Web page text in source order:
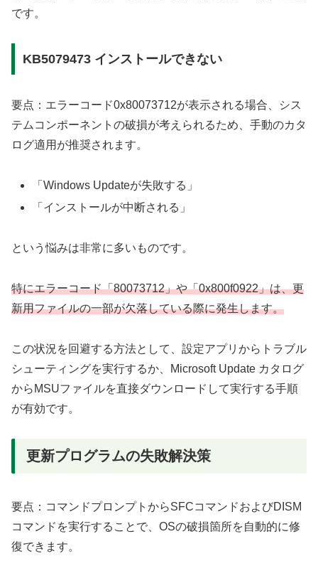
です。
KB5079473 インストールできない
要点：エラーコード0x80073712が表示される場合、シス
テムコンポーネントの破損が考えられるため、手動のカタ
ログ適用が推奨されます。
「Windows Updateが失敗する」
「インストールが中断される」
という悩みは非常に多いものです。
特にエラーコード「80073712」や「0x800f0922」は、更
新用ファイルの一部が欠落している際に発生します。
この状況を回避する方法として、設定アプリからトラブル
シューティングを実行するか、Microsoft Update カタログ
からMSUファイルを直接ダウンロードして実行する手順
が有効です。
更新プログラムの失敗解決策
要点：コマンドプロンプトからSFCコマンドおよびDISM
コマンドを実行することで、OSの破損箇所を自動的に修
復できます。